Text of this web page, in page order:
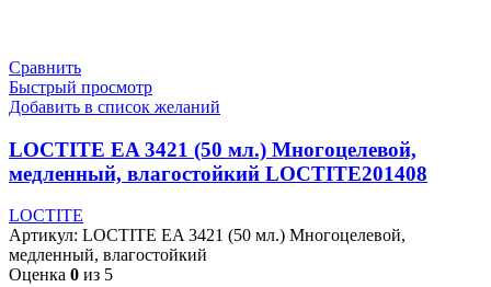
Сравнить
Быстрый просмотр
Добавить в список желаний
LOCTITE EA 3421 (50 мл.) Многоцелевой,
медленный, влагостойкий LOCTITE201408
LOCTITE
Артикул: LOCTITE EA 3421 (50 мл.) Многоцелевой,
медленный, влагостойкий
Оценка 0 из 5